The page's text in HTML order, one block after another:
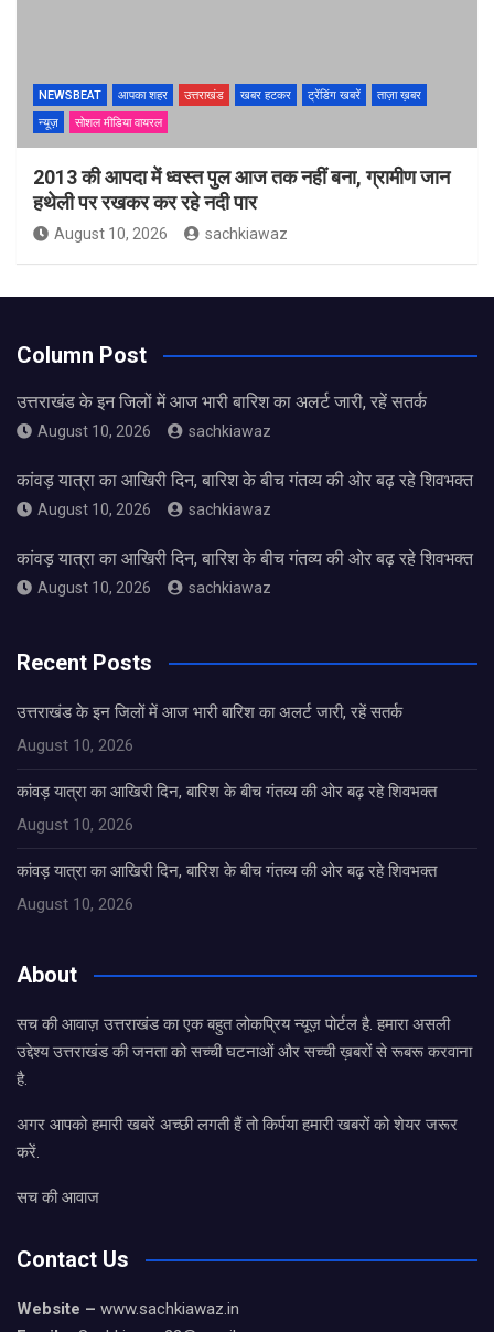
NEWSBEAT आपका शहर उत्तराखंड खबर हटकर ट्रेंडिंग खबरें
ताज़ा ख़बर
न्यूज़
सोशल मीडिया वायरल
2013 की आपदा में ध्वस्त पुल आज तक नहीं बना, ग्रामीण जान
हथेली पर रखकर कर रहे नदी पार
August 10, 2026 sachkiawaz
Column Post
उत्तराखंड के इन जिलों में आज भारी बारिश का अलर्ट जारी, रहें सतर्क
August 10, 2026 sachkiawaz
कांवड़ यात्रा का आखिरी दिन, बारिश के बीच गंतव्य की ओर बढ़ रहे शिवभक्त
August 10, 2026 sachkiawaz
कांवड़ यात्रा का आखिरी दिन, बारिश के बीच गंतव्य की ओर बढ़ रहे शिवभक्त
August 10, 2026 sachkiawaz
Recent Posts
उत्तराखंड के इन जिलों में आज भारी बारिश का अलर्ट जारी, रहें सतर्क
August 10, 2026
कांवड़ यात्रा का आखिरी दिन, बारिश के बीच गंतव्य की ओर बढ़ रहे शिवभक्त
August 10, 2026
कांवड़ यात्रा का आखिरी दिन, बारिश के बीच गंतव्य की ओर बढ़ रहे शिवभक्त
August 10, 2026
About
सच की आवाज़ उत्तराखंड का एक बहुत लोकप्रिय न्यूज़ पोर्टल है. हमारा असली
उद्देश्य उत्तराखंड की जनता को सच्ची घटनाओं और सच्ची ख़बरों से रूबरू करवाना
है.
अगर आपको हमारी खबरें अच्छी लगती हैं तो किर्पया हमारी खबरों को शेयर जरूर
करें.
सच की आवाज
Contact Us
Website – www.sachkiawaz.in